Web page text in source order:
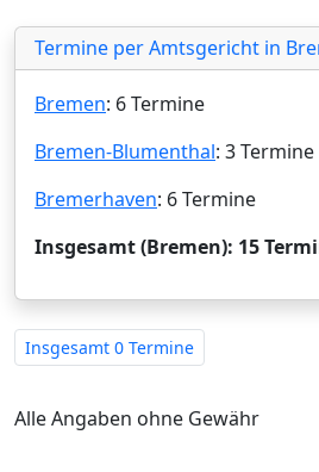
Termine per Amtsgericht in
Bremen: 6 Termine
Bremen-Blumenthal: 3 Termine
Bremerhaven: 6 Termine
Insgesamt (Bremen): 15
Insgesamt 0 Termine
Alle Angaben ohne Gewähr